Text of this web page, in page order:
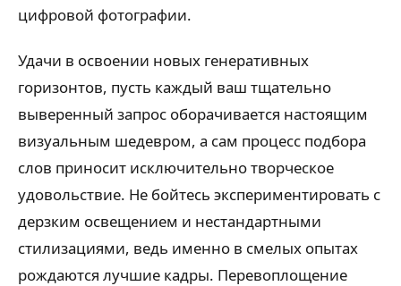
цифровой фотографии.
Удачи в освоении новых генеративных
горизонтов, пусть каждый ваш тщательно
выверенный запрос оборачивается настоящим
визуальным шедевром, а сам процесс подбора
слов приносит исключительно творческое
удовольствие. Не бойтесь экспериментировать с
дерзким освещением и нестандартными
стилизациями, ведь именно в смелых опытах
рождаются лучшие кадры. Перевоплощение